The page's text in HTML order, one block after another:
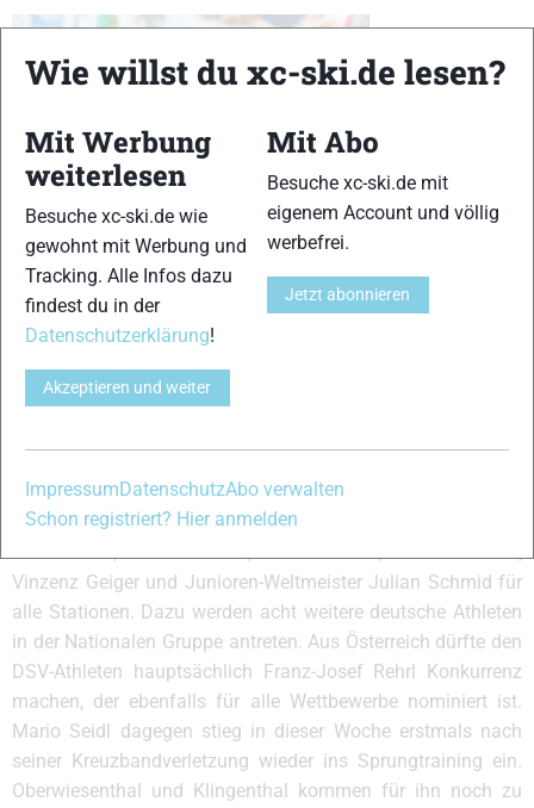
Jenny Nowak ist eine der Favoritinnen beim diesjährigen Sommer GP der
Damen. © Sandra Volk
Gewinnen kann die Gesamtwertung allerdings nur, wer an
allen Wettkämpfen teilnimmt. Bereits vor dem Start aus dem
Rennen ist der deutsche Star Johannes Rydzek, der sich in
Topathleten wollen dagegen an allen Wettbewerben
teilnehmen. Bundestrainer Hermann Weinbuch nominierte
Eric Frenzel, Fabian Rießle, Manuel Faißt, Terence Weber,
Vinzenz Geiger und Junioren-Weltmeister Julian Schmid für
alle Stationen. Dazu werden acht weitere deutsche Athleten
in der Nationalen Gruppe antreten. Aus Österreich dürfte den
DSV-Athleten hauptsächlich Franz-Josef Rehrl Konkurrenz
machen, der ebenfalls für alle Wettbewerbe nominiert ist.
Mario Seidl dagegen stieg in dieser Woche erstmals nach
seiner Kreuzbandverletzung wieder ins Sprungtraining ein.
Oberwiesenthal und Klingenthal kommen für ihn noch zu
Wie willst du xc-ski.de lesen?
Mit Werbung
weiterlesen
Besuche xc-ski.de wie
gewohnt mit Werbung und
Tracking. Alle Infos dazu
findest du in der
Datenschutzerklärung!
Akzeptieren und weiter
Mit Abo
Besuche xc-ski.de mit
eigenem Account und völlig
werbefrei.
Jetzt abonnieren
ImpressumDatenschutzAbo verwalten
Schon registriert? Hier anmelden